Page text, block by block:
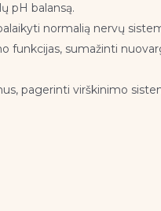
pH balansą.
normalią nervų
funkcijas, sumažinti
pagerinti virškinimo